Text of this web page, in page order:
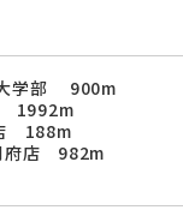
大学部 900m
1992m
188m
府店 982m